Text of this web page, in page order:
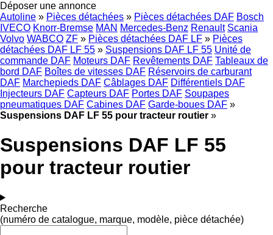
Déposer une annonce
Autoline » Pièces détachées » Pièces détachées DAF Bosch
IVECO Knorr-Bremse MAN Mercedes-Benz Renault Scania
Volvo WABCO ZF » Pièces détachées DAF LF » Pièces
détachées DAF LF 55 » Suspensions DAF LF 55 Unité de
commande DAF Moteurs DAF Revêtements DAF Tableaux de
bord DAF Boîtes de vitesses DAF Réservoirs de carburant
DAF Marchepieds DAF Câblages DAF Différentiels DAF
Injecteurs DAF Capteurs DAF Portes DAF Soupapes
pneumatiques DAF Cabines DAF Garde-boues DAF »
Suspensions DAF LF 55 pour tracteur routier »
Suspensions DAF LF 55
pour tracteur routier
Recherche
(numéro de catalogue, marque, modèle, pièce détachée)